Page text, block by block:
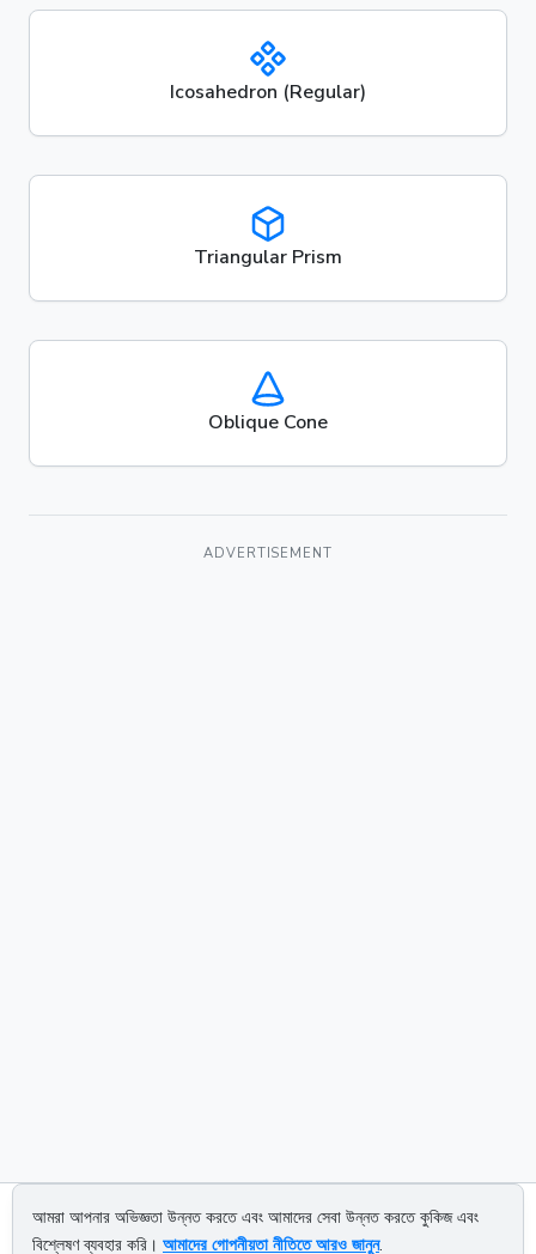
Icosahedron (Regular)
Triangular Prism
Oblique Cone
ADVERTISEMENT
About us Privacy policy Terms of service
আমরা আপনার অভিজ্ঞতা উন্নত করতে এবং আমাদের সেবা উন্নত করতে কুকিজ এবং
বিশ্লেষণ ব্যবহার করি। আমাদের গোপনীয়তা নীতিতে আরও জানুন.